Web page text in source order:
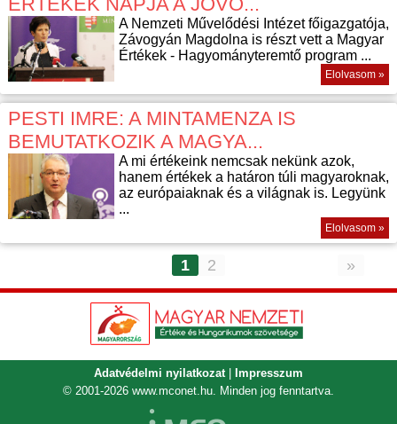
A Nemzeti Művelődési Intézet főigazgatója,
Závogyán Magdolna is részt vett a Magyar
Értékek - Hagyományteremtő program ...
Elolvasom »
PESTI IMRE: A MINTAMENZA IS
BEMUTATKOZIK A MAGYA...
A mi értékeink nemcsak nekünk azok,
hanem értékek a határon túli magyaroknak,
az európaiaknak és a világnak is. Legyünk
...
Elolvasom »
1 2 »
Adatvédelmi nyilatkozat|
Impresszum
© 2001-2026 www.mconet.hu. Minden jog fenntartva.